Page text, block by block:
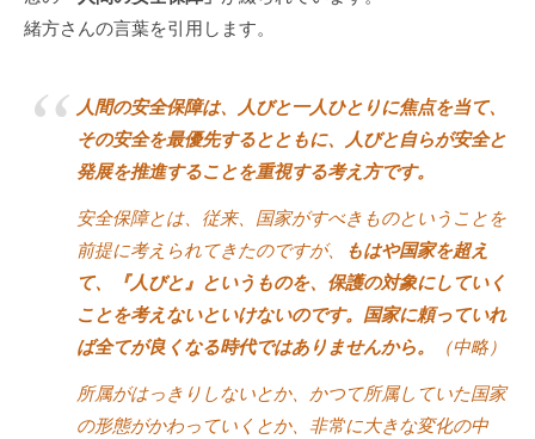
緒方さんの言葉を引用します。
人間の安全保障は、人びと一人ひとりに焦点を当て、
その安全を最優先するとともに、人びと自らが安全と
発展を推進することを重視する考え方です。
安全保障とは、従来、国家がすべきものということを
前提に考えられてきたのですが、
もはや国家を超え
て、『人びと』というものを、保護の対象にしていく
ことを考えないといけないのです。国家に頼っていれ
ば全てが良くなる時代ではありませんから。
（中略）
所属がはっきりしないとか、かつて所属していた国家
の形態がかわっていくとか、非常に大きな変化の中